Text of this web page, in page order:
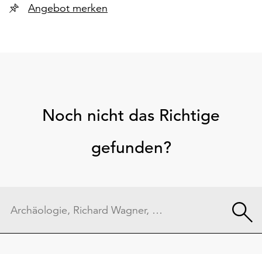
Angebot merken
Noch nicht das Richtige
gefunden?